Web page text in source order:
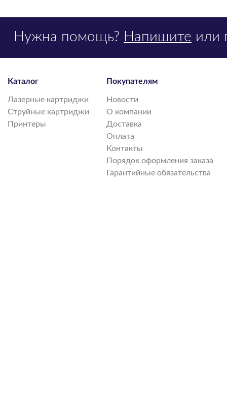
Нужна помощь? Напишите или
Каталог
Лазерные картриджи
Струйные картриджи
Принтеры
Покупателям
Новости
О компании
Доставка
Оплата
Контакты
Порядок оформления заказа
Гарантийные обязательства